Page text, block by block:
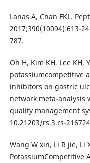
Lanas A, Chan FKL.
2017;390(10094):613-
787.
Oh H, Kim KH, Lee KH,
potassiumcompetitive
inhibitors on gastric
network meta-analysis
quality management
10.21203/rs.3.rs-
Wang W xin, Li R jie, Li
PotassiumCompetitive